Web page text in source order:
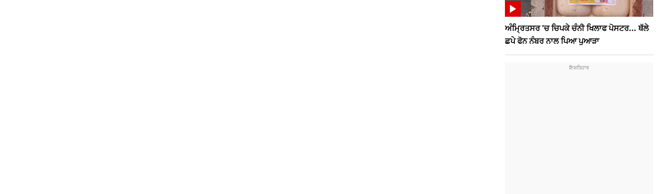
ਅੰਮ੍ਰਿਤਸਰ 'ਚ ਚਿਪਕੇ ਚੰਨੀ ਖਿਲਾਫ ਪੋਸਟਰ... ਥੱਲੇ
ਛਪੇ ਫੋਨ ਨੰਬਰ ਨਾਲ ਪਿਆ ਪੁਆੜਾ